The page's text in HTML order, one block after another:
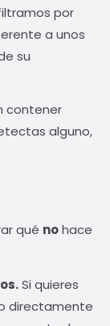
por
a unos
su
contener
alguno,
qué nohace
Si quieres
directamente